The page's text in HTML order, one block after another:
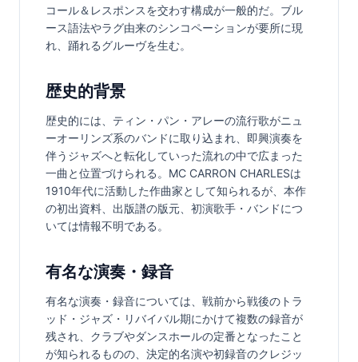
コール＆レスポンスを交わす構成が一般的だ。ブル
ース語法やラグ由来のシンコペーションが要所に現
れ、踊れるグルーヴを生む。
歴史的背景
歴史的には、ティン・パン・アレーの流行歌がニュ
ーオーリンズ系のバンドに取り込まれ、即興演奏を
伴うジャズへと転化していった流れの中で広まった
一曲と位置づけられる。MC CARRON CHARLESは
1910年代に活動した作曲家として知られるが、本作
の初出資料、出版譜の版元、初演歌手・バンドにつ
いては情報不明である。
有名な演奏・録音
有名な演奏・録音については、戦前から戦後のトラ
ッド・ジャズ・リバイバル期にかけて複数の録音が
残され、クラブやダンスホールの定番となったこと
が知られるものの、決定的名演や初録音のクレジッ